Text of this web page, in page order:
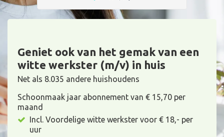
Geniet ook van het gemak van een
witte werkster (m/v) in huis
Net als 8.035 andere huishoudens
Schoonmaak jaar abonnement van € 15,70 per
maand
Incl. Voordelige witte werkster voor € 18,- per
uur